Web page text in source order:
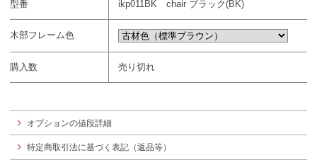
型番 ikp011BK chair ブラック(BK)
木部フレーム色
購入数 売り切れ
オプションの値段詳細
特定商取引法に基づく表記（返品等）